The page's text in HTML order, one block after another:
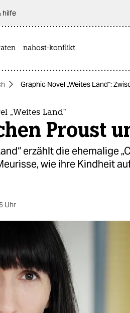
hilfe
nahost-konflikt
Graphic Novel „Weites Land“:
„Weites Land“
Proust
erzählt die ehemalige
wie ihre Kindheit
Uhr